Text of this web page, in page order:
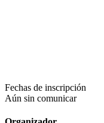
Fechas de inscripción
Aún sin comunicar